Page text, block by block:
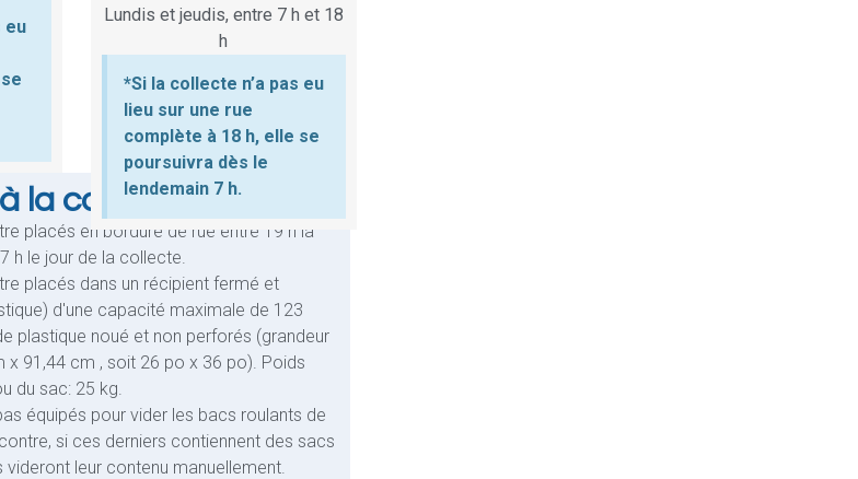
eu
la collecte
placés en bordure de rue entre 19 h la
h le jour de la collecte.
placés dans un récipient fermé et
d'une capacité maximale de 123
plastique noué et non perforés (grandeur
x 91,44 cm , soit 26 po x 36 po). Poids
du sac: 25 kg.
équipés pour vider les bacs roulants de
si ces derniers contiennent des sacs
leur contenu manuellement.
Lundis et jeudis, entre 7 h et 18
h
*Si la collecte n’a pas eu
lieu sur une rue
complète à 18 h, elle se
poursuivra dès le
lendemain 7 h.